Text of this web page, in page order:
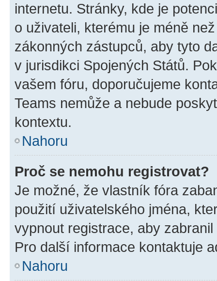
internetu. Stránky, kde je
o uživateli, kterému je méně
zákonných zástupců, aby tyto
v jurisdikci Spojených Států.
vašem fóru, doporučujeme
Teams nemůže a nebude
kontextu.
Nahoru
Proč se nemohu registrovat?
Je možné, že vlastník fóra
použití uživatelského jména,
vypnout registrace, aby
Pro další informace kontaktuje
Nahoru